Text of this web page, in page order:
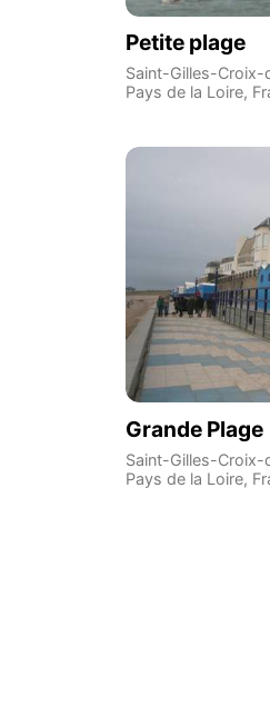
Petite plage
Saint-Gilles-Croix-
Pays de la Loire,
Grande Plage
Saint-Gilles-Croix-
Pays de la Loire,